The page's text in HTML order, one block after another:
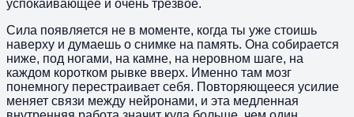
успокаивающее и очень трезвое.
Сила появляется не в моменте, когда ты уже стоишь
наверху и думаешь о снимке на память. Она собирается
ниже, под ногами, на камне, на неровном шаге, на
каждом коротком рывке вверх. Именно там мозг
понемногу перестраивает себя. Повторяющееся усилие
меняет связи между нейронами, и эта медленная